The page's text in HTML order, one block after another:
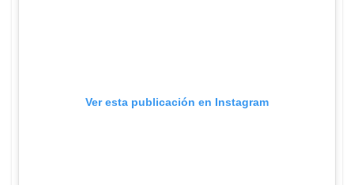
Ver esta publicación en Instagram